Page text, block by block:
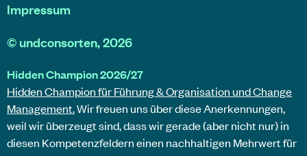
Impressum
© undconsorten, 2026
Hidden Champion 2026/27
Hidden Champion für Führung & Organisation und Change
Management.Wir freuen uns über diese Anerkennungen,
weil wir überzeugt sind, dass wir gerade (aber nicht nur) in
diesen Kompetenzfeldern einen nachhaltigen Mehrwert für